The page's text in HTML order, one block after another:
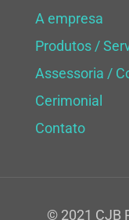
A empresa
Produtos /
Assessoria /
Cerimonial
Contato
© 2021 CJB